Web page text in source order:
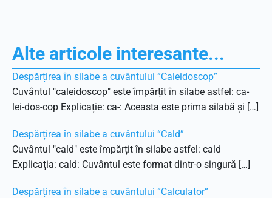
Alte articole interesante...
Despărțirea în silabe a cuvântului “Caleidoscop”
Cuvântul "caleidoscop" este împărțit în silabe astfel: ca-
lei-dos-cop Explicație: ca-: Aceasta este prima silabă și […]
Despărțirea în silabe a cuvântului “Cald”
Cuvântul "cald" este împărțit în silabe astfel: cald
Explicația: cald: Cuvântul este format dintr-o singură […]
Despărțirea în silabe a cuvântului “Calculator”